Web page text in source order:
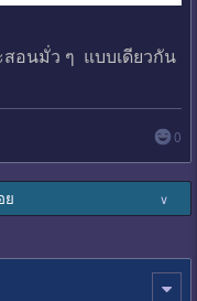
อนมั่ว ๆ แบบเดียวกัน
0
ย ∨